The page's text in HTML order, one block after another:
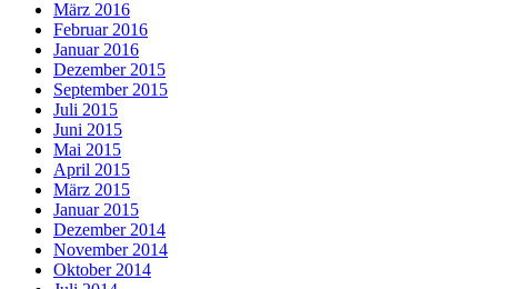
März 2016
Februar 2016
Januar 2016
Dezember 2015
September 2015
Juli 2015
Juni 2015
Mai 2015
April 2015
März 2015
Januar 2015
Dezember 2014
November 2014
Oktober 2014